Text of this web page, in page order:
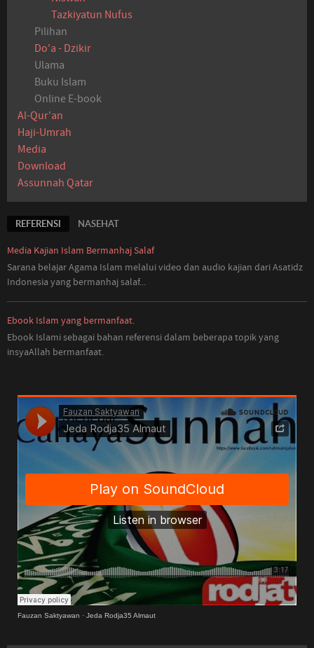
Tazkiyatun Nufus
Pilihan
Do'a - Dzikir
Ulama
Buku Islam
Online E-book
Al-Qur'an
Haji-Umrah
Media
Download
Assunnah Qatar
REFERENSI NASEHAT
Media Kajian Islam Bermanhaj Salaf
Sarana belajar Agama Islam melalui video dan audio kajian dari Asatidz
Indonesia yang bermanhaj salaf...
Ebook Islam yang bermanfaat.
Ebook Islami sebagai bahan referensi dalam beberapa topik yang
insyaAllah bermanfaat.
Fauzan Saktyawan · Jeda Rodja35 Almaut